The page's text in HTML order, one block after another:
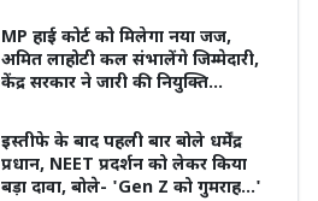
MP हाई कोर्ट को मिलेगा नया जज,
अमित लाहोटी कल संभालेंगे जिम्मेदारी,
केंद्र सरकार ने जारी की नियुक्ति
इस्तीफे के बाद पहली बार बोले धर्मेंद्र
प्रधान, NEET प्रदर्शन को लेकर किया
बड़ा दावा, बोले- 'Gen Z को गुमराह...'